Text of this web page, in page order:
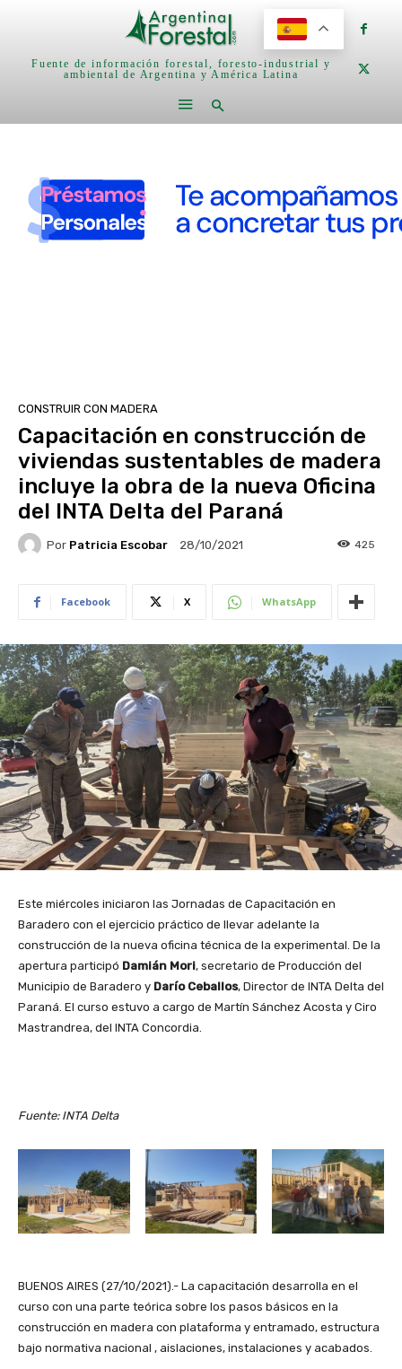
Fuente de información forestal, foresto-industrial y
ambiental de Argentina y América Latina
CONSTRUIR CON MADERA
Capacitación en construcción de
viviendas sustentables de madera
incluye la obra de la nueva Oficina
del INTA Delta del Paraná
Por Patricia Escobar 28/10/2021 425
Facebook X WhatsApp
Este miércoles iniciaron las Jornadas de Capacitación en
Baradero con el ejercicio práctico de llevar adelante la
construcción de la nueva oficina técnica de la experimental. De la
apertura participó Damián Mori, secretario de Producción del
Municipio de Baradero y Darío Ceballos, Director de INTA Delta del
Paraná. El curso estuvo a cargo de Martín Sánchez Acosta y Ciro
Mastrandrea, del INTA Concordia.
Fuente: INTA Delta
BUENOS AIRES (27/10/2021).- La capacitación desarrolla en el
curso con una parte teórica sobre los pasos básicos en la
construcción en madera con plataforma y entramado, estructura
bajo normativa nacional , aislaciones, instalaciones y acabados.